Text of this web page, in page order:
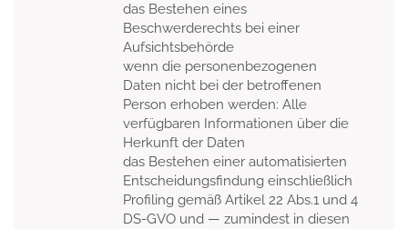
das Bestehen eines
Beschwerderechts bei einer
Aufsichtsbehörde
wenn die personenbezogenen
Daten nicht bei der betroffenen
Person erhoben werden: Alle
verfügbaren Informationen über die
Herkunft der Daten
das Bestehen einer automatisierten
Entscheidungsfindung einschließlich
Profiling gemäß Artikel 22 Abs.1 und 4
DS-GVO und — zumindest in diesen